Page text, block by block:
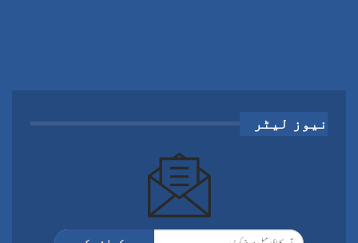
نیوز لیٹر